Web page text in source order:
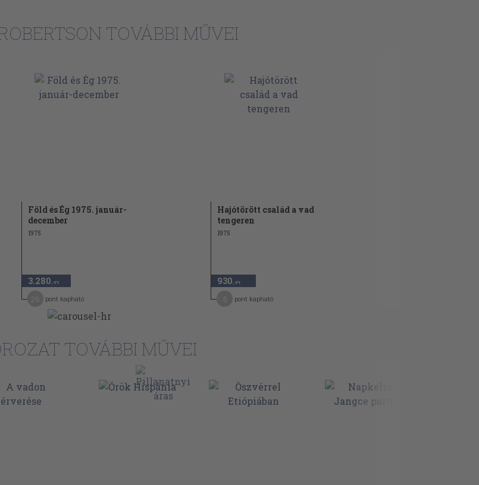
TOVÁBBI MŰVEI
Föld és Ég 1975. január-
december
1975
3.280 ,-Ft
pont kapható
Hajótörött család a vad
tengeren
1975
930 ,-Ft
pont kapható
TOVÁBBI MŰVEI